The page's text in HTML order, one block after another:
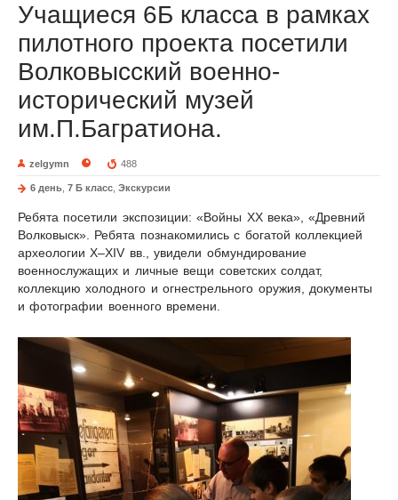
Учащиеся 6Б класса в рамках
пилотного проекта посетили
Волковысский военно-
исторический музей
им.П.Багратиона.
zelgymn 488
6 день 7 Б класс Экскурсии
Ребята посетили экспозиции: «Войны XX века», «Древний
Волковыск». Ребята познакомились с богатой коллекцией
археологии X–XIV вв., увидели обмундирование
военнослужащих и личные вещи советских солдат,
коллекцию холодного и огнестрельного оружия, документы
и фотографии военного времени.